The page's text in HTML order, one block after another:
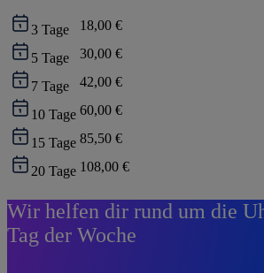
3 Tage 18,00 €
5 Tage 30,00 €
7 Tage 42,00 €
10 Tage 60,00 €
15 Tage 85,50 €
20 Tage 108,00 €
Wir helfen dir rund um die
Tag der Woche